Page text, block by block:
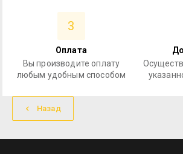
3
Оплата
Вы производите оплату
любым удобным способом
Назад